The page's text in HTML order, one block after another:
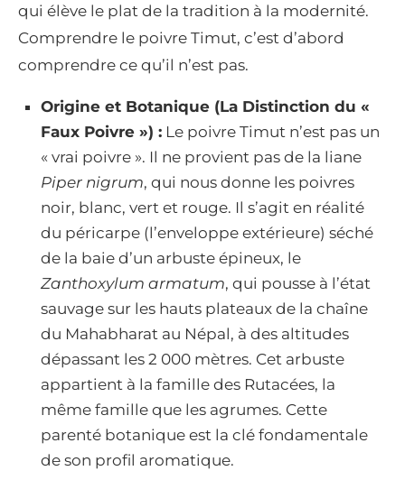
qui élève le plat de la tradition à la modernité.
Comprendre le poivre Timut, c’est d’abord
comprendre ce qu’il n’est pas.
Origine et Botanique (La Distinction du «
Faux Poivre ») : Le poivre Timut n’est pas un
« vrai poivre ». Il ne provient pas de la liane
Piper nigrum, qui nous donne les poivres
noir, blanc, vert et rouge. Il s’agit en réalité
du péricarpe (l’enveloppe extérieure) séché
de la baie d’un arbuste épineux, le
Zanthoxylum armatum, qui pousse à l’état
sauvage sur les hauts plateaux de la chaîne
du Mahabharat au Népal, à des altitudes
dépassant les 2 000 mètres. Cet arbuste
appartient à la famille des Rutacées, la
même famille que les agrumes. Cette
parenté botanique est la clé fondamentale
de son profil aromatique.